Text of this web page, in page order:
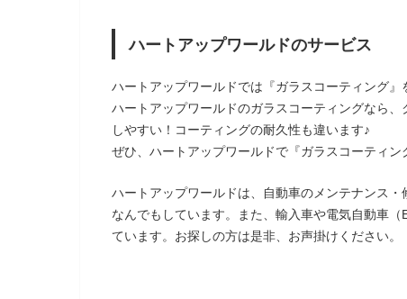
ハートアップワールドのサービス
ハートアップワールドでは『ガラスコーティング』
ハートアップワールドのガラスコーティングなら
しやすい！コーティングの耐久性も違います♪
ぜひ、ハートアップワールドで『ガラスコーティン
ハートアップワールドは、自動車のメンテナンス
なんでもしています。また、輸入車や電気自動車
ています。お探しの方は是非、お声掛けください。